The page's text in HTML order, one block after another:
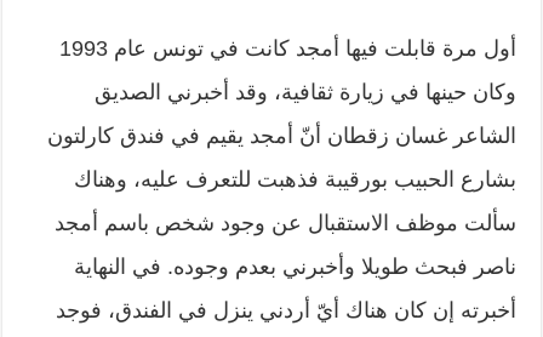
أول مرة قابلت فيها أمجد كانت في تونس عام 1993
وكان حينها في زيارة ثقافية، وقد أخبرني الصديق
الشاعر غسان زقطان أنّ أمجد يقيم في فندق كارلتون
بشارع الحبيب بورقيبة فذهبت للتعرف عليه، وهناك
سألت موظف الاستقبال عن وجود شخص باسم أمجد
ناصر فبحث طويلا وأخبرني بعدم وجوده. في النهاية
أخبرته إن كان هناك أيّ أردني ينزل في الفندق، فوجد